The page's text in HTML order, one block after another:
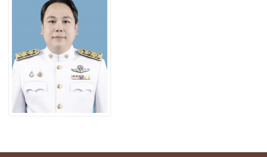
Organization
Organization Chart
Headquaters
Regional Offices
Staff (2020)
At a glance